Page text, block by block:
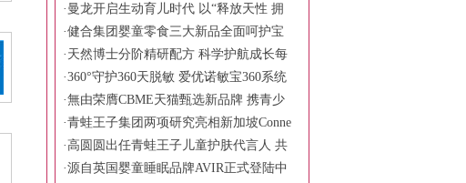
守护儿童全天活力
· 曼龙开启生动育儿时代 以“释放天性 拥
抱生动”书写品牌新篇章
·健合集团婴童零食三大新品全面呵护宝
宝健康成长
· 天然博士分阶精研配方 科学护航成长每
一程
·360°守护360天脱敏 爱优诺敏宝360系统
化低敏营养方案
·無由荣膺CBME天猫甄选新品牌 携青少
年面护霸榜产品亮相
·青蛙王子集团两项研究亮相新加坡Conne
x-C Asia旗舰科学会议
· 高圆圆出任青蛙王子儿童护肤代言人 共
同诠释慢慢长大更强大的育儿主张
·源自英国婴童睡眠品牌AVIR正式登陆中